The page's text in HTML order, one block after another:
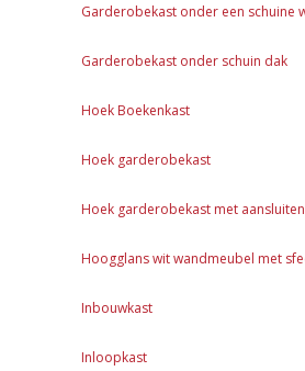
Garderobekast onder een schuine
Garderobekast onder schuin dak
Hoek Boekenkast
Hoek garderobekast
Hoek garderobekast met
Hoogglans wit wandmeubel met
Inbouwkast
Inloopkast